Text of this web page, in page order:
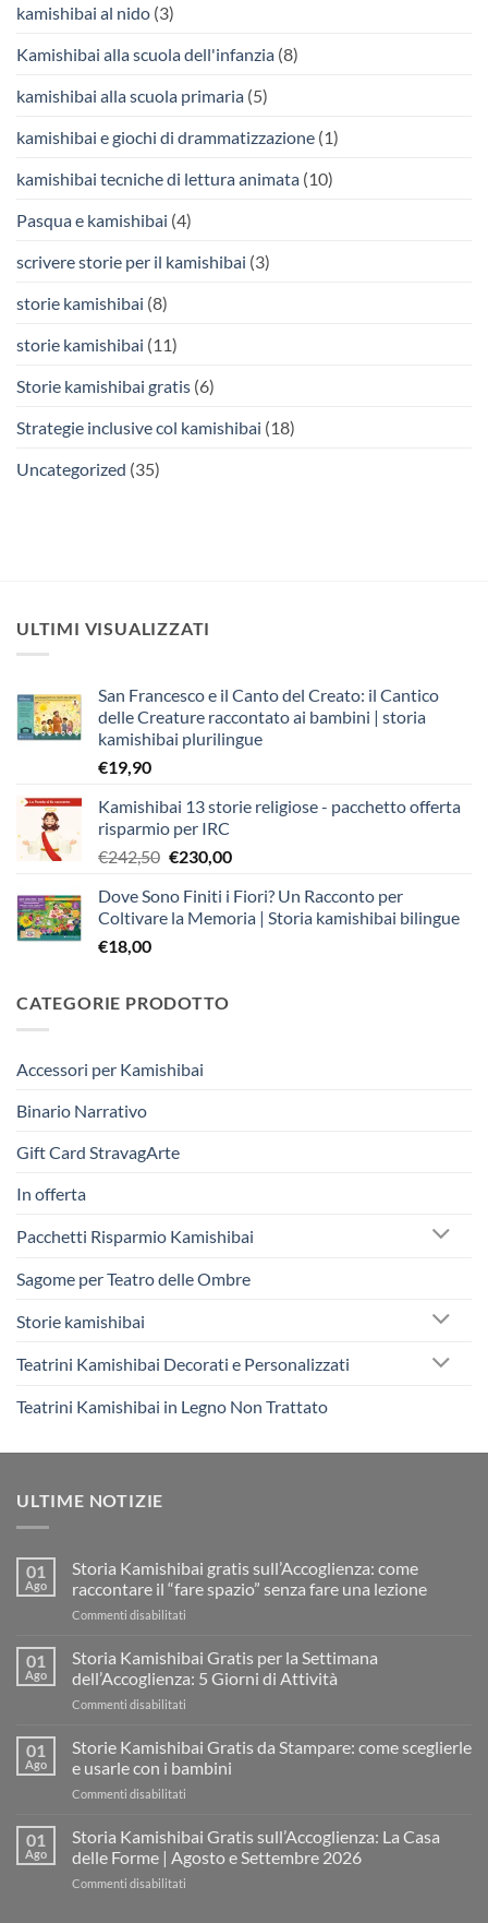
kamishibai al nido (3)
Kamishibai alla scuola dell'infanzia (8)
kamishibai alla scuola primaria (5)
kamishibai e giochi di drammatizzazione (1)
kamishibai tecniche di lettura animata (10)
Pasqua e kamishibai (4)
scrivere storie per il kamishibai (3)
storie kamishibai (8)
storie kamishibai (11)
Storie kamishibai gratis (6)
Strategie inclusive col kamishibai (18)
Uncategorized (35)
ULTIMI VISUALIZZATI
San Francesco e il Canto del Creato: il Cantico
delle Creature raccontato ai bambini | storia
kamishibai plurilingue
€19,90
Kamishibai 13 storie religiose - pacchetto offerta
risparmio per IRC
€242,50 Il
originale
era:
€230,00Il
attuale
è:
Dove Sono Finiti i Fiori? Un Racconto per
Coltivare la Memoria | Storia kamishibai bilingue
€18,00
CATEGORIE PRODOTTO
Accessori per Kamishibai
Binario Narrativo
Gift Card StravagArte
In offerta
Pacchetti Risparmio Kamishibai
Sagome per Teatro delle Ombre
Storie kamishibai
Teatrini Kamishibai Decorati e Personalizzati
Teatrini Kamishibai in Legno Non Trattato
ULTIME NOTIZIE
01
Ago
Storia Kamishibai gratis sull’Accoglienza: come
raccontare il “fare spazio” senza fare una lezione
Commenti disabilitati
Kamishibai
gratis
sull’Accoglienza:
il
“fare
una
lezione
01
Ago
Storia Kamishibai Gratis per la Settimana
dell’Accoglienza: 5 Giorni di Attività
Commenti disabilitati
Kamishibai
Gratis
per
dell’Accoglienza:
Giorni
01
Ago
Storie Kamishibai Gratis da Stampare: come sceglierle
e usarle con i bambini
Commenti disabilitati
Kamishibai
Gratis
da
01
Ago
Storia Kamishibai Gratis sull’Accoglienza: La Casa
delle Forme | Agosto e Settembre 2026
Commenti disabilitati